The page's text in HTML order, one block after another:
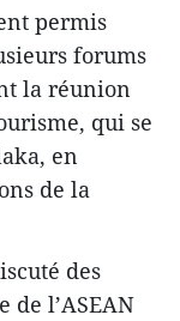
permis
forums
la réunion
qui se
en
de la
des
l’ASEAN